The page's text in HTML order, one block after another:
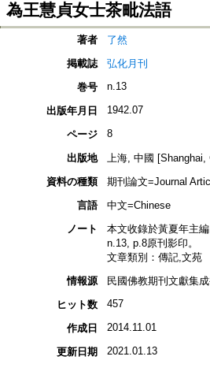
為王慧貞女士茶毗法語
著者
了然
掲載誌
弘化月刊
巻号
n.13
出版年月日 1942.07
ページ 8
出版地
上海, 中國 [Shanghai,
資料の種類
期刊論文=Journal
言語
中文=Chinese
ノート
本文收錄於黃夏年主
n.13, p.8原刊影印。
文章類別：傳記,文苑
情報源
民國佛教期刊文獻集
ヒット数
457
作成日 2014.11.01
更新日期 2021.01.13